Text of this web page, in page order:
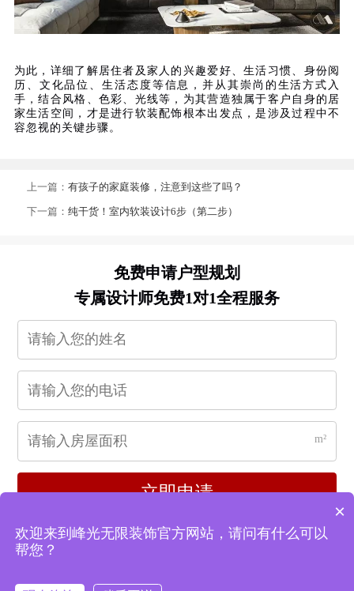
为此，详细了解居住者及家人的兴趣爱好、生活习惯、身份阅
历、文化品位、生活态度等信息，并从其崇尚的生活方式入
手，结合风格、色彩、光线等，为其营造独属于客户自身的居
家生活空间，才是进行软装配饰根本出发点，是涉及过程中不
容忽视的关键步骤。
上一篇： 有孩子的家庭装修，注意到这些了吗？
下一篇： 纯干货！室内软装设计6步（第二步）
免费申请户型规划
专属设计师免费1对1全程服务
m²
立即申请
×
欢迎来到峰光无限装饰官方网站，请问有什么可以
帮您？